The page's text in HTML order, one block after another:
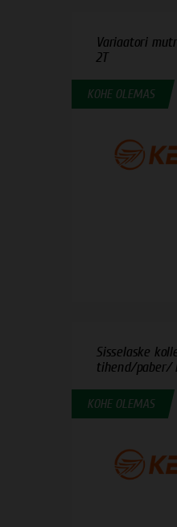
Variaatori
2T
KOHE OLEMAS
Sisselaske
tihend/paber/
KOHE OLEMAS